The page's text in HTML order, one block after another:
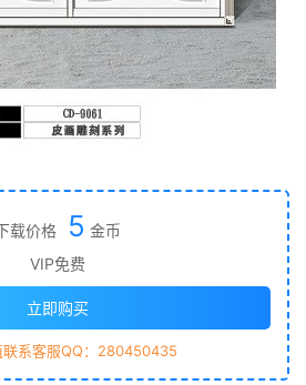
载价格 5 金币
VIP免费
立即购买
系客服QQ：280450435